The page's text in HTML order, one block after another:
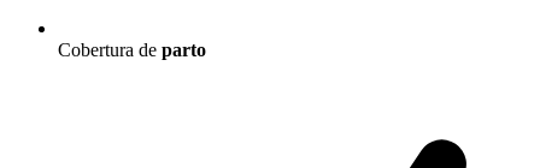
Cobertura de parto